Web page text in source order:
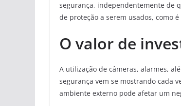
segurança, independentemente de
de proteção a serem usados, como
O valor de
A utilização de câmeras, alarmes,
segurança vem se mostrando cada
ambiente externo pode afetar um